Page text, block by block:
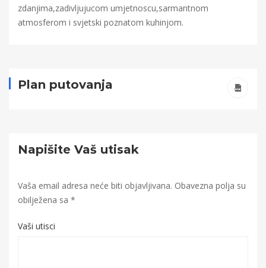
zdanjima,zadivljujucom umjetnoscu,sarmantnom
atmosferom i svjetski poznatom kuhinjom.
Plan putovanja
Napišite Vaš utisak
Vaša email adresa neće biti objavljivana. Obavezna polja su
obilježena sa *
Vaši utisci